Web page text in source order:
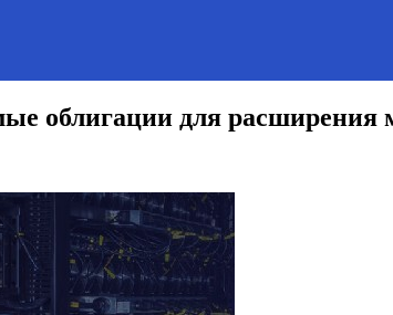
облигации для расширения